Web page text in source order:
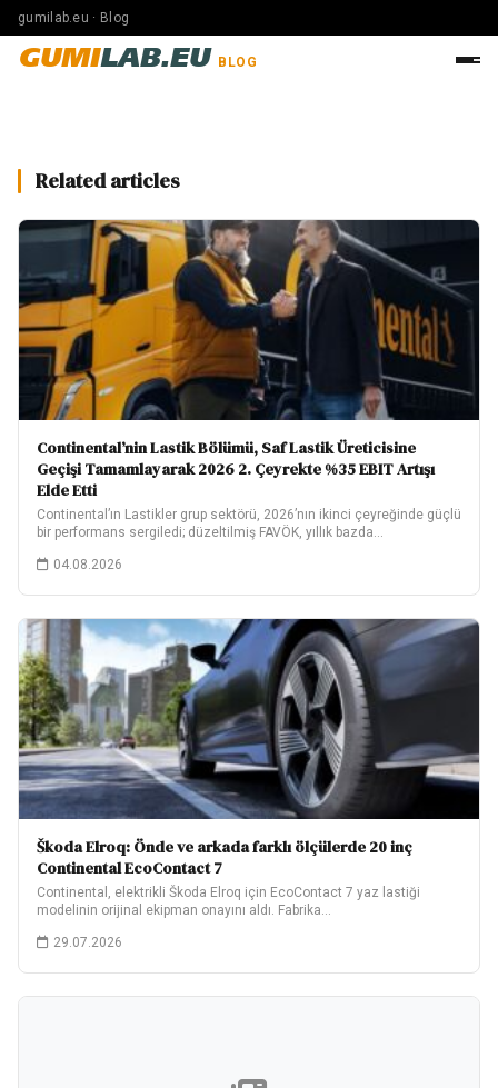
gumilab.eu · Blog
GUMILAB.EU BLOG
Related articles
Continental’nin Lastik Bölümü, Saf Lastik Üreticisine
Geçişi Tamamlayarak 2026 2. Çeyrekte %35 EBIT Artışı
Elde Etti
Continental’ın Lastikler grup sektörü, 2026’nın ikinci çeyreğinde güçlü
bir performans sergiledi; düzeltilmiş FAVÖK, yıllık bazda…
04.08.2026
Škoda Elroq: Önde ve arkada farklı ölçülerde 20 inç
Continental EcoContact 7
Continental, elektrikli Škoda Elroq için EcoContact 7 yaz lastiği
modelinin orijinal ekipman onayını aldı. Fabrika…
29.07.2026